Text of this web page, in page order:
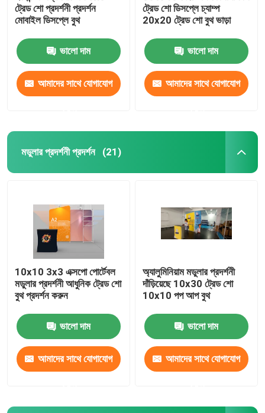
ট্রেড শো প্রদর্শনী প্রদর্শন
মোবাইল ডিসপ্লে বুথ
ভালো দাম
আমাদের সাথে যোগাযোগ
ট্রেড শো ডিসপ্লে চ্যাম্প
20x20 ট্রেড শো বুথ ভাড়া
ভালো দাম
আমাদের সাথে যোগাযোগ
মডুলার প্রদর্শনী প্রদর্শন (21)
10x10 3x3 এক্সপো পোর্টেবল
মডুলার প্রদর্শনী আধুনিক ট্রেড শো
বুথ প্রদর্শন করুন
ভালো দাম
আমাদের সাথে যোগাযোগ
অ্যালুমিনিয়াম মডুলার প্রদর্শনী
দাঁড়িয়েছে 10x30 ট্রেড শো
10x10 পপ আপ বুথ
ভালো দাম
আমাদের সাথে যোগাযোগ